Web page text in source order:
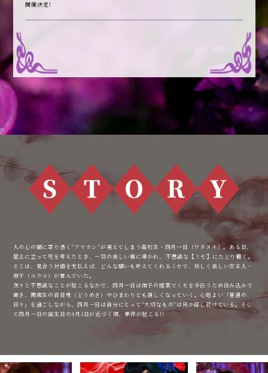
開催決定!
人の心の闇に寄り憑く“アヤカシ“が視えてしまう高校生・四月一日（ワタヌキ）。ある日、
屋上に立って死を考えたとき、一羽の美しい蝶に導かれ、不思議な【ミセ】にたどり着く。
そこは、見合う対価を支払えば、どんな願いも叶えてくれるミセで、妖しく美しい女主人・
侑子（ユウコ）が営んでいた。
次々と不思議なことが起こるなかで、四月一日は侑子の提案でミセを手伝うため住み込みで
働き、同級生の百目鬼（どうめき）やひまわりとも親しくなっていく。心地よい「普通の
日々」を過ごしながら、四月一日は自分にとって“大切なもの“は何か探し続けている。そし
て四月一日の誕生日の4月1日が近づく頃、事件が起こる!!